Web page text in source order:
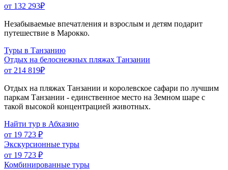
от 132 293₽
Незабываемые впечатления и взрослым и детям подарит
путешествие в Марокко.
Туры в Танзанию
Отдых на белоснежных пляжах Танзании
от 214 819₽
Отдых на пляжах Танзании и королевское сафари по лучшим
паркам Танзании - единственное место на Земном шаре с
такой высокой концентрацией животных.
Найти тур в Абхазию
от 19 723 ₽
Экскурсионные туры
от 19 723 ₽
Комбинированные туры